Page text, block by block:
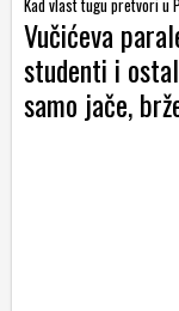
Vučićeva
studenti i
samo jače,